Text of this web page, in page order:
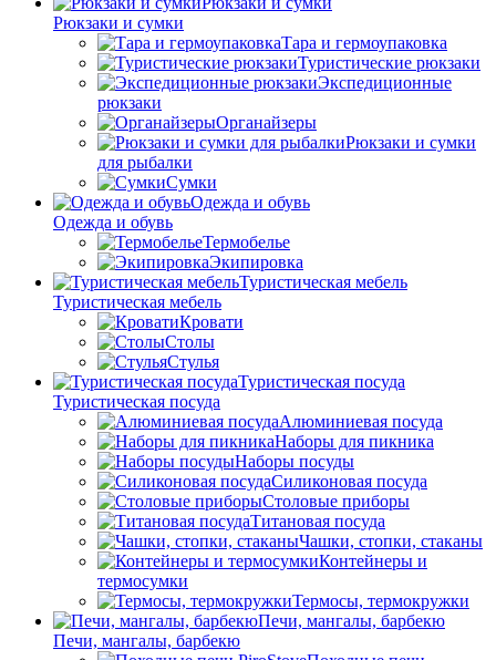
Рюкзаки и сумки
Тара и гермоупаковка
Туристические рюкзаки
Экспедиционные
рюкзаки
Органайзеры
Рюкзаки и сумки
для рыбалки
Сумки
Одежда и обувь
Одежда и обувь
Термобелье
Экипировка
Туристическая мебель
Туристическая мебель
Кровати
Столы
Стулья
Туристическая посуда
Туристическая посуда
Алюминиевая посуда
Наборы для пикника
Наборы посуды
Силиконовая посуда
Столовые приборы
Титановая посуда
Чашки, стопки, стаканы
Контейнеры и
термосумки
Термосы, термокружки
Печи, мангалы, барбекю
Печи, мангалы, барбекю